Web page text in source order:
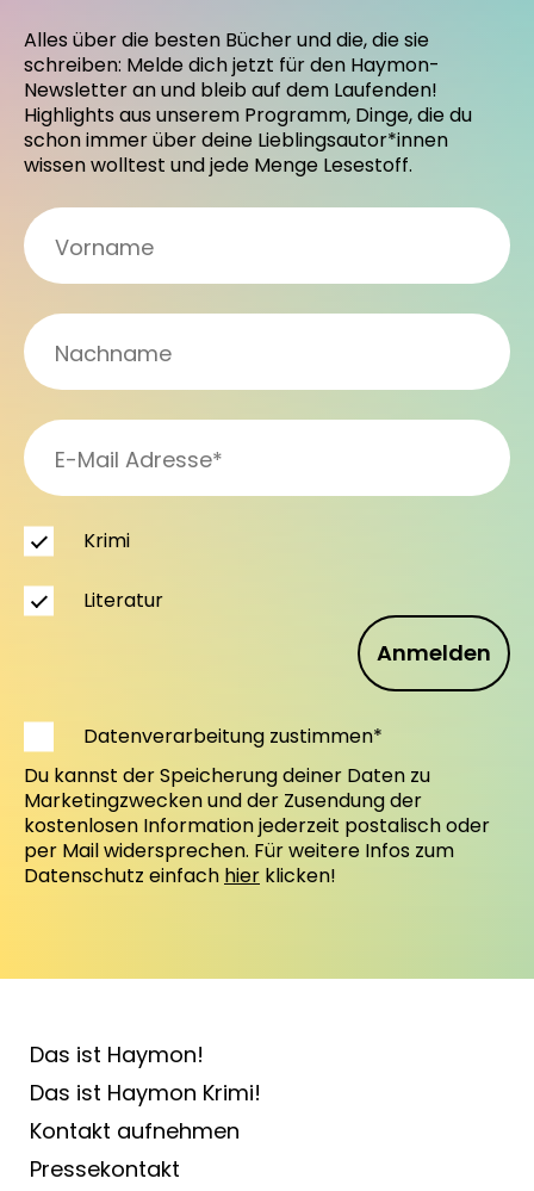
Alles über die besten Bücher und die, die sie
schreiben: Melde dich jetzt für den Haymon-
Newsletter an und bleib auf dem Laufenden!
Highlights aus unserem Programm, Dinge, die du
schon immer über deine Lieblingsautor*innen
wissen wolltest und jede Menge Lesestoff.
Anmelden
Krimi
Literatur
Datenverarbeitung zustimmen*
Du kannst der Speicherung deiner Daten zu
Marketingzwecken und der Zusendung der
kostenlosen Information jederzeit postalisch oder
per Mail widersprechen. Für weitere Infos zum
Datenschutz einfach hier klicken!
Das ist Haymon!
Das ist Haymon Krimi!
Kontakt aufnehmen
Pressekontakt